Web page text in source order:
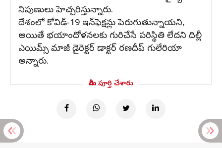
నిపుణులు హెచ్చరిస్తున్నారు.
దేశంలో కోవిడ్-19 ఇన్‌ఫెక్షన్లు పెరుగుతున్నాయని,
అయితే భయాందోళనలకు గురిచేసే పరిస్థితి లేదని దిల్లీ
ఎయిమ్స్ మాజీ డైరెక్టర్ డాక్టర్ రణదీప్ గులేరియా
అన్నారు.
మీరు పూర్తి చేశారు